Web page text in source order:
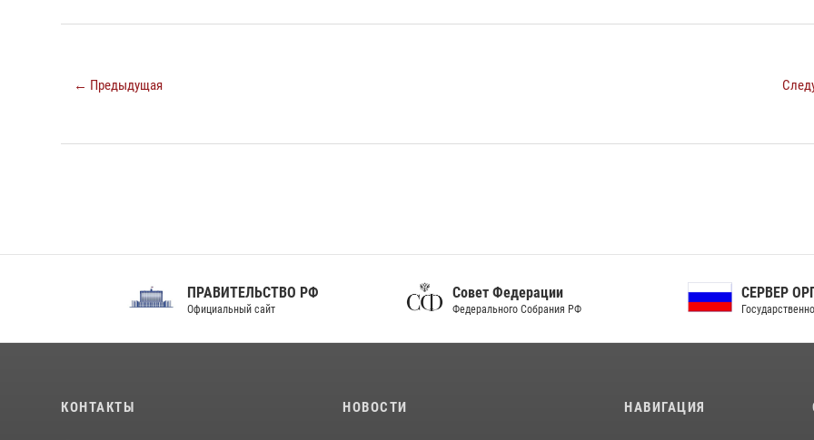
← Предыдущая
ПРАВИТЕЛЬСТВО РФ
Официальный сайт
Совет Федерации
Федерального Собрания РФ
СЕРВЕР ОРГАНОВ
Государственной власти РФ
КОНТАКТЫ НОВОСТИ НАВИГАЦИЯ